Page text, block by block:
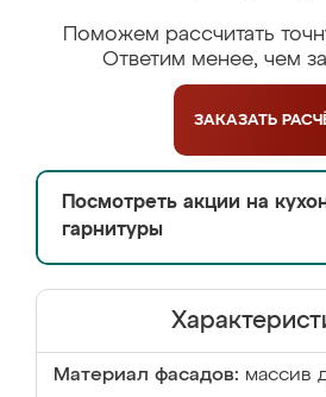
Поможем рассчитать
Ответим менее, чем
ЗАКАЗАТЬ
Посмотреть акции на
гарнитуры
Материал фасадов: массив